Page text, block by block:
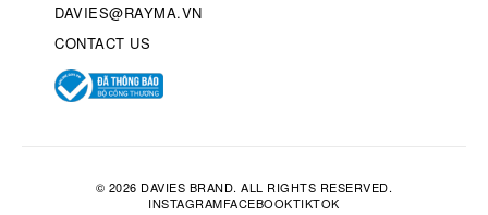
DAVIES@RAYMA.VN
CONTACT US
© 2026 DAVIES BRAND. ALL RIGHTS RESERVED.
INSTAGRAMFACEBOOKTIKTOK